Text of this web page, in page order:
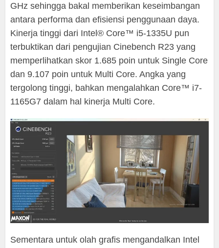
GHz sehingga bakal memberikan keseimbangan
antara performa dan efisiensi penggunaan daya.
Kinerja tinggi dari Intel® Core™ i5-1335U pun
terbuktikan dari pengujian Cinebench R23 yang
memperlihatkan skor 1.685 poin untuk Single Core
dan 9.107 poin untuk Multi Core. Angka yang
tergolong tinggi, bahkan mengalahkan Core™ i7-
1165G7 dalam hal kinerja Multi Core.
Sementara untuk olah grafis mengandalkan Intel